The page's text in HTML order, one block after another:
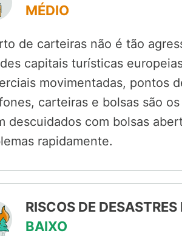
MÉDIO
de carteiras não é tão
capitais turísticas
movimentadas, pontos
carteiras e bolsas são
descuidados com bolsas
rapidamente.
RISCOS DE
BAIXO